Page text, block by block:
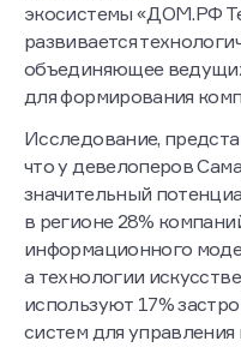
экосистемы «ДОМ.РФ
развивается
объединяющее
для формирования
Исследование,
что у девелоперов
значительный
в регионе 28%
информационного
а технологии
используют 17%
систем для